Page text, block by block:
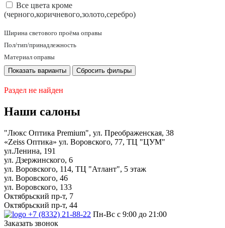
Все цвета кроме
(черного,коричневого,золото,серебро)
Ширина светового проёма оправы
Пол/тип/принадлежность
Материал оправы
Раздел не найден
Наши салоны
"Люкс Оптика Premium", ул. Преображенская, 38
«Zeiss Оптика» ул. Воровского, 77, ТЦ "ЦУМ"
ул.Ленина, 191
ул. Дзержинского, 6
ул. Воровского, 114, ТЦ "Атлант", 5 этаж
ул. Воровского, 46
ул. Воровского, 133
Октябрьский пр-т, 7
Октябрьский пр-т, 44
+7 (8332) 21-88-22 Пн-Вс с 9:00 до 21:00
Заказать звонок